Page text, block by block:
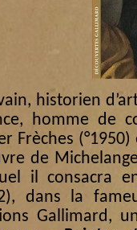
historien
homme de
Frèches
de
il consacra
dans la
Gallimard,